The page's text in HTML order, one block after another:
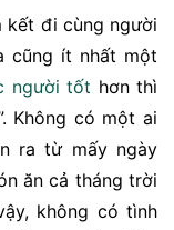
kết đi cùng người
cũng ít nhất một
người tốt hơn thì
Không có một ai
ra từ mấy ngày
ăn cả tháng trời
không có tình